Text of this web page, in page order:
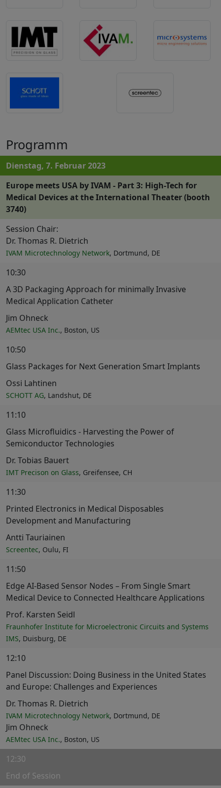
Programm
Dienstag, 7. Februar 2023
Europe meets USA by IVAM - Part 3: High-Tech for
Medical Devices at the International Theater (booth
3740)
Session Chair:
Dr. Thomas R. Dietrich
IVAM Microtechnology Network, Dortmund, DE
10:30
A 3D Packaging Approach for minimally Invasive
Medical Application Catheter
Jim Ohneck
AEMtec USA Inc., Boston, US
10:50
Glass Packages for Next Generation Smart Implants
Ossi Lahtinen
SCHOTT AG, Landshut, DE
11:10
Glass Microfluidics - Harvesting the Power of
Semiconductor Technologies
Dr. Tobias Bauert
IMT Precison on Glass, Greifensee, CH
11:30
Printed Electronics in Medical Disposables
Development and Manufacturing
Antti Tauriainen
Screentec, Oulu, FI
11:50
Edge AI-Based Sensor Nodes – From Single Smart
Medical Device to Connected Healthcare Applications
Prof. Karsten Seidl
Fraunhofer Institute for Microelectronic Circuits and Systems
IMS, Duisburg, DE
12:10
Panel Discussion: Doing Business in the United States
and Europe: Challenges and Experiences
Dr. Thomas R. Dietrich
IVAM Microtechnology Network, Dortmund, DE
Jim Ohneck
AEMtec USA Inc., Boston, US
12:30
End of Session